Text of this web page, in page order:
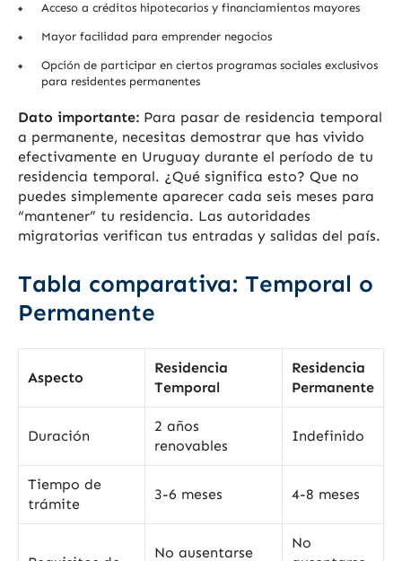
Acceso a créditos hipotecarios y financiamientos mayores
Mayor facilidad para emprender negocios
Opción de participar en ciertos programas sociales exclusivos
para residentes permanentes
Dato importante: Para pasar de residencia temporal
a permanente, necesitas demostrar que has vivido
efectivamente en Uruguay durante el período de tu
residencia temporal. ¿Qué significa esto? Que no
puedes simplemente aparecer cada seis meses para
“mantener” tu residencia. Las autoridades
migratorias verifican tus entradas y salidas del país.
Tabla comparativa: Temporal o
Permanente
Aspecto
Residencia
Temporal
Residencia
Permanente
Duración
2 años
renovables
Indefinido
Tiempo de
trámite
3-6 meses 4-8 meses
No ausentarse
No